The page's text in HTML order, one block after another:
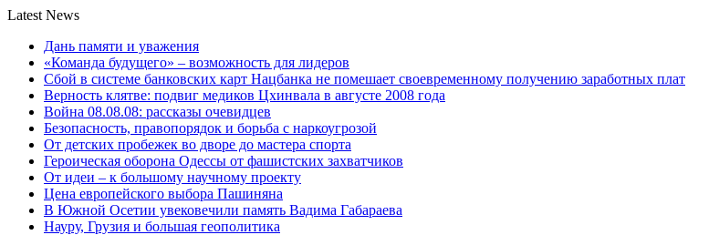
Latest News
Дань памяти и уважения
«Команда будущего» – возможность для лидеров
Сбой в системе банковских карт Нацбанка не помешает своевременному получению заработных плат
Верность клятве: подвиг медиков Цхинвала в августе 2008 года
Война 08.08.08: рассказы очевидцев
Безопасность, правопорядок и борьба с наркоугрозой
От детских пробежек во дворе до мастера спорта
Героическая оборона Одессы от фашистских захватчиков
От идеи – к большому научному проекту
Цена европейского выбора Пашиняна
В Южной Осетии увековечили память Вадима Габараева
Науру, Грузия и большая геополитика